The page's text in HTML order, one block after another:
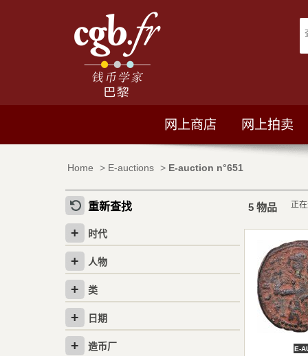
网上商店 网上拍卖
Home > E-auctions > E-auction n°651
重新查找
时代
人物
类
日期
造币厂
5 物品 正
E-